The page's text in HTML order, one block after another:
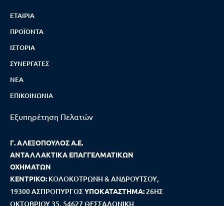
ΕΤΑΙΡΊΑ
ΠΡΟΪΌΝΤΑ
ΙΣΤΟΡΊΑ
ΣΥΝΕΡΓΆΤΕΣ
ΝΈΑ
ΕΠΙΚΟΙΝΩΝΊΑ
Εξυπηρέτηση Πελατών
Γ. ΑΛΕΞΟΠΟΥΛΟΣ Α.Ε.
ΑΝΤΑΛΛΑΚΤΙΚΑ ΕΠΑΓΓΕΛΜΑΤΙΚΩΝ
ΟΧΗΜΑΤΩΝ
ΚΕΝΤΡΙΚΟ: ΚΟΛΟΚΟΤΡΩΝΗ & ΑΝΔΡΟΥΤΣΟΥ,
19300 ΑΣΠΡΟΠΥΡΓΟΣΥΠΟΚΑΤΑΣΤΗΜΑ:26ΗΣ
ΟΚΤΩΒΡΙΟΥ 35, 54627 ΘΕΣΣΑΛΟΝΙΚΗ